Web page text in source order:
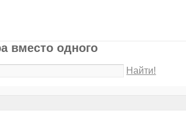
вместо одного
Найти!